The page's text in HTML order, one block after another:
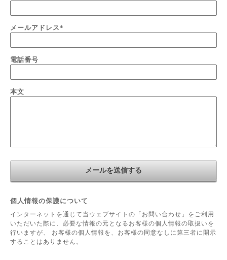
メールアドレス*
電話番号
本文
個人情報の保護について
インターネットを通じて当ウェブサイトの「お問い合わせ」をご利用
いただいた際に、必要な情報の元となるお客様の個人情報の取扱いを
行いますが、 お客様の個人情報を、お客様の同意なしに第三者に開示
することはありません。